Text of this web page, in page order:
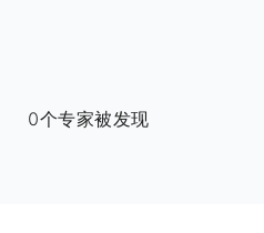
0个专家被发现